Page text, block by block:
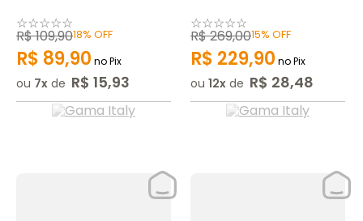
☆☆☆☆☆
R$109,9018% OFF
R$ 89,90 no Pix
ou 7 de R$ 15,93
☆☆☆☆☆
R$269,0015% OFF
R$ 229,90 no Pix
ou 12 de R$ 28,48